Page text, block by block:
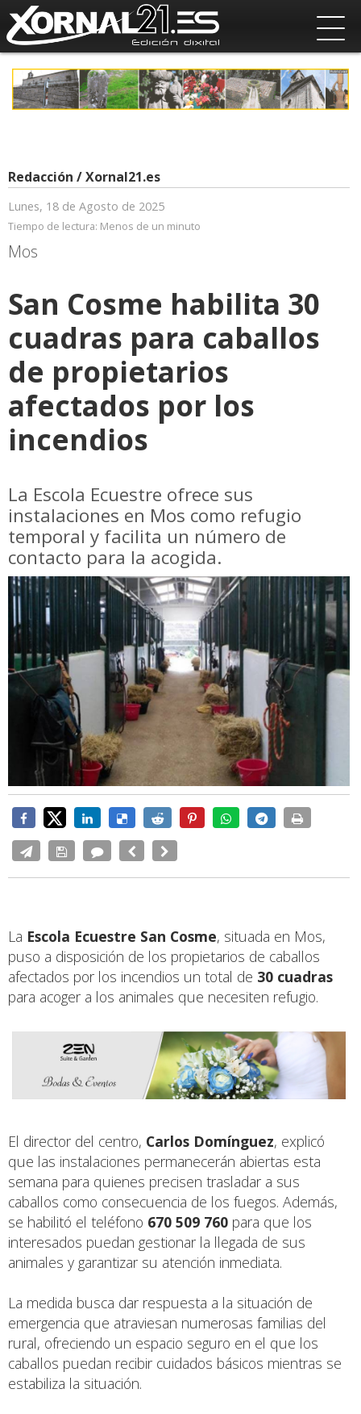
Redacción / Xornal21.es
Lunes, 18 de Agosto de 2025
Tiempo de lectura: Menos de un minuto
Mos
San Cosme habilita 30
cuadras para caballos
de propietarios
afectados por los
incendios
La Escola Ecuestre ofrece sus
instalaciones en Mos como refugio
temporal y facilita un número de
contacto para la acogida.
La Escola Ecuestre San Cosme, situada en Mos,
puso a disposición de los propietarios de caballos
afectados por los incendios un total de 30 cuadras
para acoger a los animales que necesiten refugio.
El director del centro, Carlos Domínguez, explicó
que las instalaciones permanecerán abiertas esta
semana para quienes precisen trasladar a sus
caballos como consecuencia de los fuegos. Además,
se habilitó el teléfono 670 509 760 para que los
interesados puedan gestionar la llegada de sus
animales y garantizar su atención inmediata.
La medida busca dar respuesta a la situación de
emergencia que atraviesan numerosas familias del
rural, ofreciendo un espacio seguro en el que los
caballos puedan recibir cuidados básicos mientras se
estabiliza la situación.